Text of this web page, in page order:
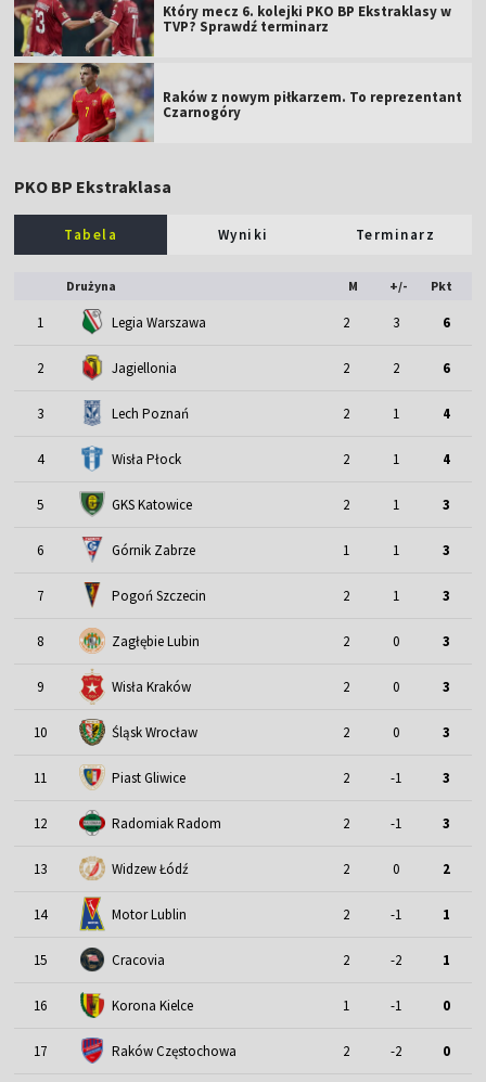
Który mecz 6. kolejki PKO BP Ekstraklasy w
TVP? Sprawdź terminarz
Raków z nowym piłkarzem. To reprezentant
Czarnogóry
PKO BP Ekstraklasa
Tabela Wyniki Terminarz
Drużyna M +/- Pkt
1 Legia Warszawa 2 3 6
2 Jagiellonia 2 2 6
3 Lech Poznań 2 1 4
4 Wisła Płock 2 1 4
5 GKS Katowice 2 1 3
6 Górnik Zabrze 1 1 3
7 Pogoń Szczecin 2 1 3
8 Zagłębie Lubin 2 0 3
9 Wisła Kraków 2 0 3
10 Śląsk Wrocław 2 0 3
11 Piast Gliwice 2 -1 3
12 Radomiak Radom 2 -1 3
13 Widzew Łódź 2 0 2
14 Motor Lublin 2 -1 1
15 Cracovia 2 -2 1
16 Korona Kielce 1 -1 0
17 Raków Częstochowa 2 -2 0